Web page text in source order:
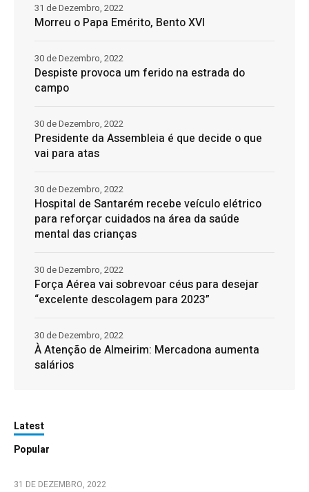
Morreu o Papa Emérito, Bento XVI
31 de Dezembro, 2022
Despiste provoca um ferido na estrada do
campo
30 de Dezembro, 2022
Presidente da Assembleia é que decide o que
vai para atas
30 de Dezembro, 2022
Hospital de Santarém recebe veículo elétrico
para reforçar cuidados na área da saúde
mental das crianças
30 de Dezembro, 2022
Força Aérea vai sobrevoar céus para desejar
“excelente descolagem para 2023”
30 de Dezembro, 2022
À Atenção de Almeirim: Mercadona aumenta
salários
30 de Dezembro, 2022
Latest
Popular
31 DE DEZEMBRO, 2022